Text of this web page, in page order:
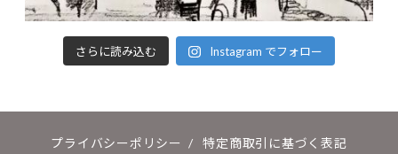
さらに読み込む Instagram でフォロー
プライバシーポリシー / 特定商取引に基づく表記